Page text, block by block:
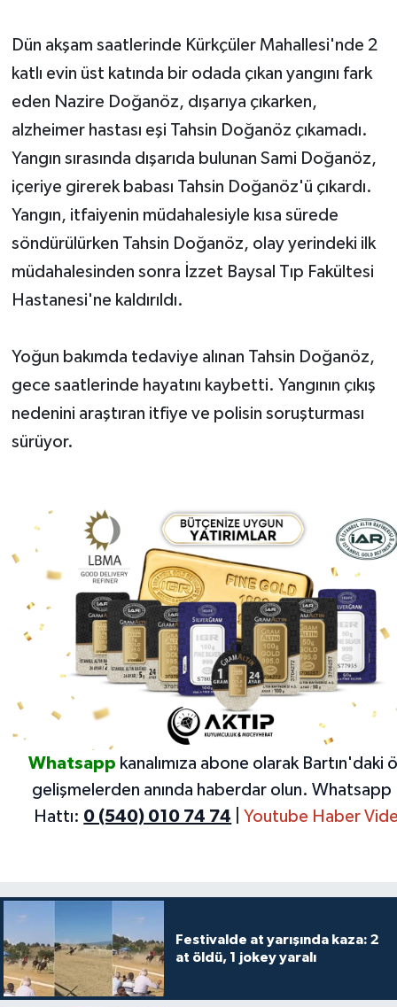
Dün akşam saatlerinde Kürkçüler Mahallesi'nde 2
katlı evin üst katında bir odada çıkan yangını fark
eden Nazire Doğanöz, dışarıya çıkarken,
alzheimer hastası eşi Tahsin Doğanöz çıkamadı.
Yangın sırasında dışarıda bulunan Sami Doğanöz,
içeriye girerek babası Tahsin Doğanöz'ü çıkardı.
Yangın, itfaiyenin müdahalesiyle kısa sürede
söndürülürken Tahsin Doğanöz, olay yerindeki ilk
müdahalesinden sonra İzzet Baysal Tıp Fakültesi
Hastanesi'ne kaldırıldı.
Yoğun bakımda tedaviye alınan Tahsin Doğanöz,
gece saatlerinde hayatını kaybetti. Yangının çıkış
nedenini araştıran itfiye ve polisin soruşturması
sürüyor.
Whatsapp kanalımıza abone olarak Bartın'daki
gelişmelerden anında haberdar olun. Whatsapp
Hattı: 0 (540) 010 74 74 Youtube Haber
Festivalde at yarışında kaza: 2
at öldü, 1 jokey yaralı